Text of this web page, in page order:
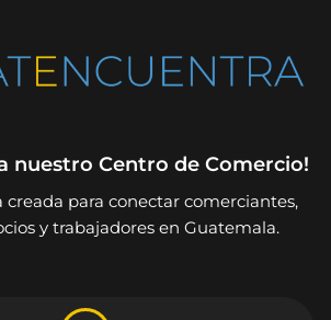
nuestro Centro de Comercio!
para conectar comerciantes,
y trabajadores en Guatemala.